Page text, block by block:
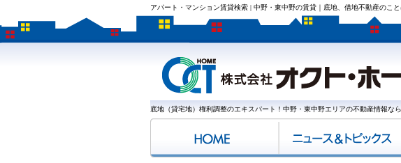
アパート・マンション賃貸検索 | 中野・東中野の賃貸｜底地、借地不動産のこ
底地（貸宅地）権利調整のエキスパート！中野・東中野エリアの不動産情報な